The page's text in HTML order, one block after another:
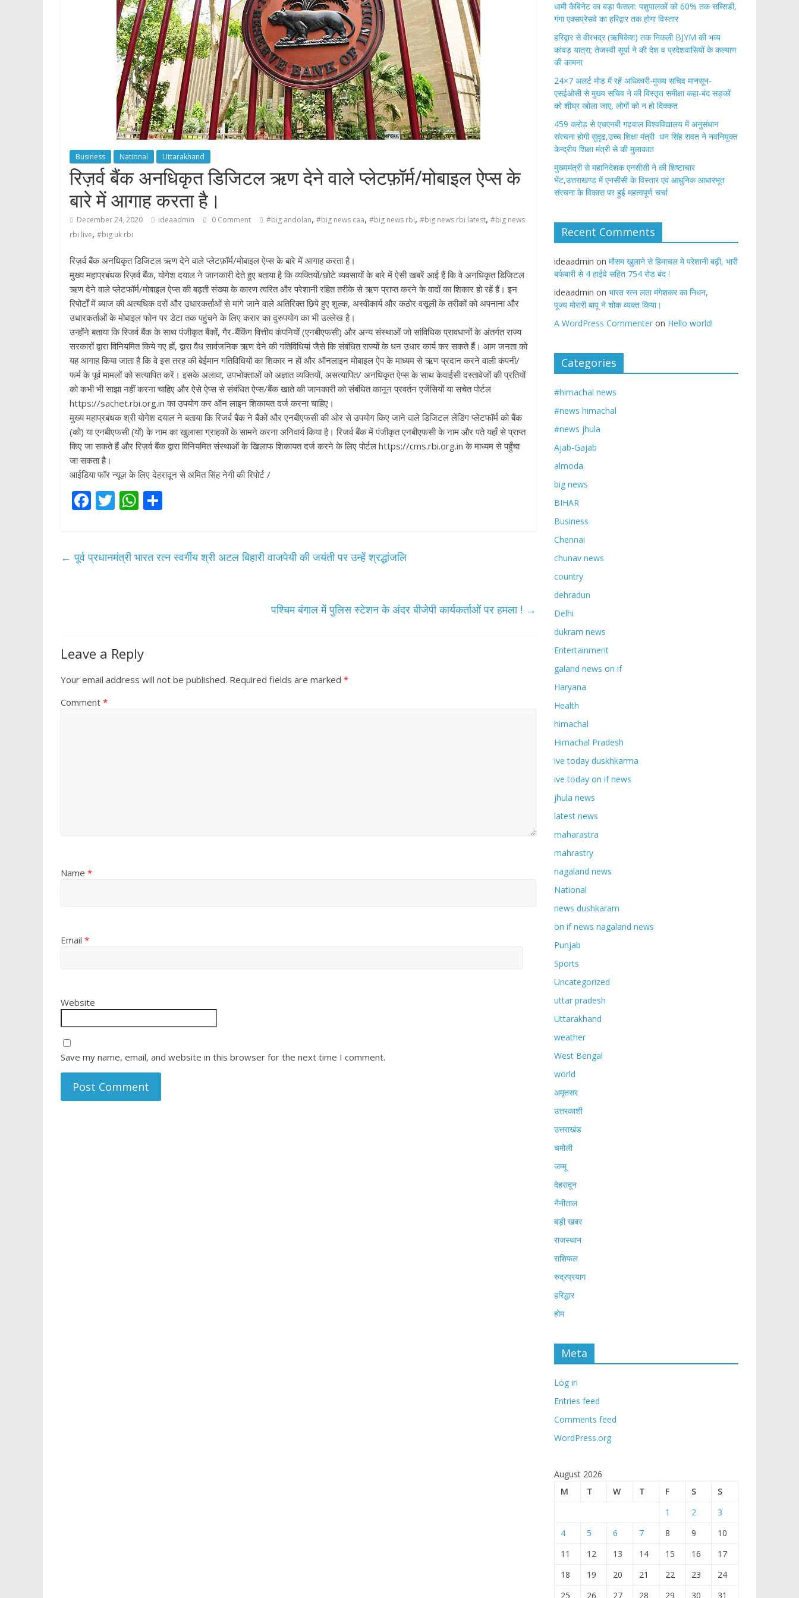
Business National Uttarakhand
रिज़र्व बैंक अनधिकृत डिजिटल ऋण देने वाले प्लेटफ़ॉर्म/मोबाइल ऐप्स के
बारे में आगाह करता है।
December 24, 2020 ideaadmin 0 Comment #big andolan, #big news caa, #big news rbi, #big news rbi latest, #big news
rbi live, #big uk rbi
रिज़र्व बैंक अनधिकृत डिजिटल ऋण देने वाले प्लेटफ़ॉर्म/मोबाइल ऐप्स के बारे में आगाह करता है।
मुख्य महाप्रबंधक रिज़र्व बैंक, योगेश दयाल ने जानकारी देते हुए बताया है कि व्यक्तियों/छोटे व्यवसायों के बारे में ऐसी खबरें आई हैं कि वे अनधिकृत डिजिटल
ऋण देने वाले प्लेटफॉर्म/मोबाइल ऐप्स की बढ़ती संख्या के कारण त्वरित और परेशानी रहित तरीके से ऋण प्राप्त करने के वादों का शिकार हो रहें हैं। इन
रिपोर्टों में ब्याज की अत्यधिक दरों और उधारकर्ताओं से मांगे जाने वाले अतिरिक्त छिपे हुए शुल्क, अस्वीकार्य और कठोर वसूली के तरीकों को अपनाना और
उधारकर्ताओं के मोबाइल फोन पर डेटा तक पहुंचने के लिए करार का दुरुपयोग का भी उल्लेख है।
उन्होंने बताया कि रिजर्व बैंक के साथ पंजीकृत बैंकों, गैर-बैंकिंग वित्तीय कंपनियों (एनबीएफसी) और अन्य संस्थाओं जो सांविधिक प्रावधानों के अंतर्गत राज्य
सरकारों द्वारा विनियमित किये गए हों, द्वारा वैध सार्वजनिक ऋण देने की गतिविधियां जैसे कि संबंधित राज्यों के धन उधार कार्य कर सकते हैं। आम जनता को
यह आगाह किया जाता है कि वे इस तरह की बेईमान गतिविधियों का शिकार न हों और ऑनलाइन मोबाइल ऐप के माध्यम से ऋण प्रदान करने वाली कंपनी/
फर्म के पूर्व मामलों को सत्यापित करें। इसके अलावा, उपभोक्ताओं को अज्ञात व्यक्तियों, असत्यापित/ अनधिकृत ऐप्स के साथ केवाईसी दस्तावेजों की प्रतियों
को कभी भी साझा नहीं करना चाहिए और ऐसे ऐप्स से संबंधित ऐप्स/बैंक खाते की जानकारी को संबंधित कानून प्रवर्तन एजेंसियों या सचेत पोर्टल
https://sachet.rbi.org.in का उपयोग कर ऑन लाइन शिकायत दर्ज करना चाहिए।
मुख्य महाप्रबंधक श्री योगेश दयाल ने बताया कि रिजर्व बैंक ने बैंकों और एनबीएफसी की ओर से उपयोग किए जाने वाले डिजिटल लेंडिंग प्लेटफॉर्म को बैंक
(को) या एनबीएफसी (यों) के नाम का खुलासा ग्राहकों के सामने करना अनिवार्य किया है। रिजर्व बैंक में पंजीकृत एनबीएफसी के नाम और पते यहाँ से प्राप्त
किए जा सकते हैं और रिज़र्व बैंक द्वारा विनियमित संस्थाओं के खिलाफ शिकायत दर्ज करने के लिए पोर्टल https://cms.rbi.org.in के माध्यम से पहुँचा
जा सकता है।
आईडिया फॉर न्यूज़ के लिए देहरादून से अमित सिंह नेगी की रिपोर्ट /
F
b
T
er
W
s e
← पूर्व प्रधानमंत्री भारत रत्न स्वर्गीय श्री अटल बिहारी वाजपेयी की जयंती पर उन्हें श्रद्धांजलि
पश्चिम बंगाल में पुलिस स्टेशन के अंदर बीजेपी कार्यकर्ताओं पर हमला ! →
Leave a Reply
Your email address will not be published. Required fields are marked *
Comment *
Name *
Email *
Website
Save my name, email, and website in this browser for the next time I comment.
​धामी कैबिनेट का बड़ा फैसला: पशुपालकों को 60% तक सब्सिडी,
गंगा एक्सप्रेसवे का हरिद्वार तक होगा विस्तार
​हरिद्वार से वीरभद्र (ऋषिकेश) तक निकली BJYM की भव्य
कांवड़ यात्रा; तेजस्वी सूर्या ने की देश व प्रदेशवासियों के कल्याण
की कामना
24×7 अलर्ट मोड में रहें अधिकारी-मुख्य सचिव मानसून-
एसईओसी से मुख्य सचिव ने की विस्तृत समीक्षा कहा-बंद सड़कों
को शीघ्र खोला जाए, लोगों को न हो दिक्कत
459 करोड़ से एचएनबी गढ़वाल विश्वविद्यालय में अनुसंधान
संरचना होगी सुदृढ,उच्च शिक्षा मंत्री धन सिंह रावत ने नवनियुक्त
केन्द्रीय शिक्षा मंत्री से की मुलाकात
मुख्यमंत्री से महानिदेशक एनसीसी ने की शिष्टाचार
भेंट,उत्तराखण्ड में एनसीसी के विस्तार एवं आधुनिक आधारभूत
संरचना के विकास पर हुई महत्वपूर्ण चर्चा
Recent Comments
ideaadmin on मौसम खुलाने से हिमाचल मे परेशानी बढ़ी, भारी
बर्फबारी से 4 हाईवे सहित 754 रोड बंद !
ideaadmin on भारत रत्न लता मंगेशकर का निधन,
पूज्य मोरारी बापू ने शोक व्यक्त किया।
A WordPress Commenter on Hello world!
Categories
#himachal news
#news himachal
#news jhula
Ajab-Gajab
almoda.
big news
BIHAR
Business
Chennai
chunav news
country
dehradun
Delhi
dukram news
Entertainment
galand news on if
Haryana
Health
himachal
Himachal Pradesh
ive today duskhkarma
ive today on if news
jhula news
latest news
maharastra
mahrastry
nagaland news
National
news dushkaram
on if news nagaland news
Punjab
Sports
Uncategorized
uttar pradesh
Uttarakhand
weather
West Bengal
world
अमृतसर
उत्तरकाशी
उत्तराखंड
चमोली
जम्मू
देहरादून
नैनीताल
बड़ी खबर
राजस्थान
राशिफल
रुद्रप्रयाग
हरिद्धार
होम
Meta
Log in
Entries feed
Comments feed
WordPress.org
August 2026
M
T W T F S
S
1
2
3
4
5 6 7 8 9
10
11
12 13 14 15 16
17
18
19 20 21 22 23
24
25
26 27 28 29 30 31